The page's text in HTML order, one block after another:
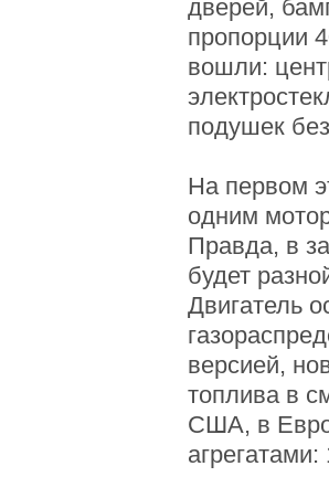
дверей,
пропорции
вошли:
подушек
На первом
одним
Правда, в
будет
Двигатель
версией,
топлива в
США, в